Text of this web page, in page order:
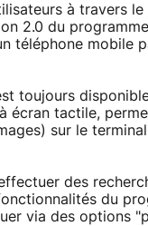
à travers
2.0 du
téléphone mobile
toujours
écran tactile,
sur le
des
du
via des options